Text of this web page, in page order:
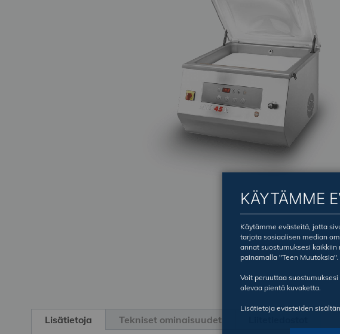
to
Lisätietoja Tekniset ominaisuudet
KÄYTÄMME
Käytämme evästeitä, jotta
tarjota sosiaalisen median
annat suostumuksesi
painamalla "Teen Muutoksia".
Voit peruuttaa
olevaa pientä kuvaketta.
Lisätietoja evästeiden